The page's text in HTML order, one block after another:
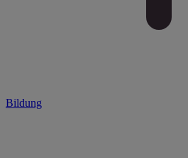
Bildung